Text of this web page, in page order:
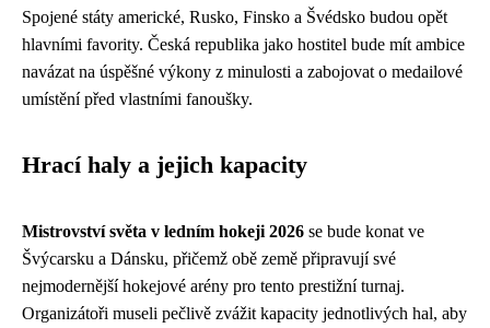
Spojené státy americké, Rusko, Finsko a Švédsko budou opět
hlavními favority. Česká republika jako hostitel bude mít ambice
navázat na úspěšné výkony z minulosti a zabojovat o medailové
umístění před vlastními fanoušky.
Hrací haly a jejich kapacity
Mistrovství světa v ledním hokeji 2026 se bude konat ve
Švýcarsku a Dánsku, přičemž obě země připravují své
nejmodernější hokejové arény pro tento prestižní turnaj.
Organizátoři museli pečlivě zvážit kapacity jednotlivých hal, aby